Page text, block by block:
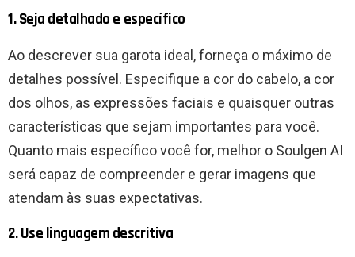
1. Seja detalhado e específico
Ao descrever sua garota ideal, forneça o máximo de
detalhes possível. Especifique a cor do cabelo, a cor
dos olhos, as expressões faciais e quaisquer outras
características que sejam importantes para você.
Quanto mais específico você for, melhor o Soulgen AI
será capaz de compreender e gerar imagens que
atendam às suas expectativas.
2. Use linguagem descritiva